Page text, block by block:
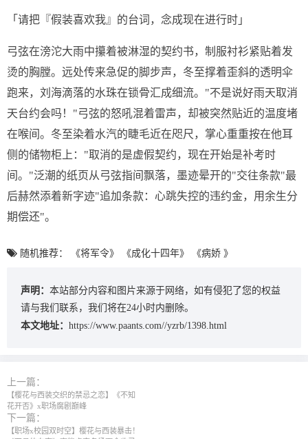
「请把『假装喜欢我』的台词，念成现在进行时」
弓弦在滂沱大雨中攥着被淋湿的契约书，制服衬衫紧贴着发
烫的胸膛。远处传来急促的脚步声，冬至撑着歪斜的透明伞
跑来，刘海滴落的水珠在锁骨汇成细流。"不是说好雨天取消
天台约会吗！"弓弦的怒吼混着雷声，却被突然贴近的温度堵
在喉间。冬至染着水汽的睫毛近在咫尺，掌心重重按在他耳
侧的储物柜上："取消的是虚假契约，现在开始是补考时
间。"泛潮的纸页从弓弦指间飘落，墨迹晕开的"交往条款"最
后赫然添着新字迹"追加条款：心跳失控的违约金，用余生分
期偿还"。
随机推荐： 《将军令》 《成化十四年》 《病娇 》
声明： 本站部分内容和图片来源于网络，如有侵犯了您的权益
请与我们联系，我们将在24小时内删除。
本文地址： https://www.paants.com//yzrb/1398.html
上一篇：
【樱花与西装交织的禁忌之恋】《不知
花开否》x职场腐剧巅峰
下一篇：
【职场x校园双时空】樱花与西装暴击！